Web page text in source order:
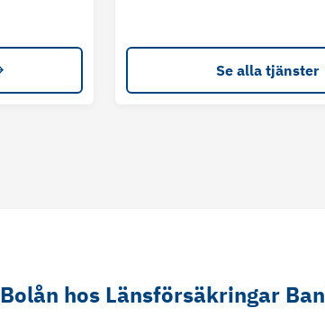
Se alla tjänster
Bolån hos Länsförsäkringar